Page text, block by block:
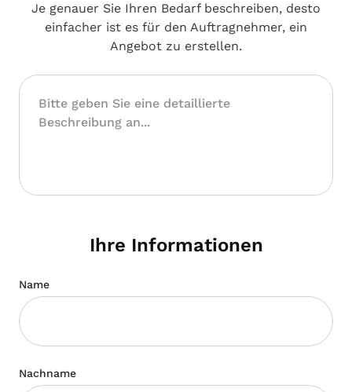
Je genauer Sie Ihren Bedarf beschreiben, desto
einfacher ist es für den Auftragnehmer, ein
Angebot zu erstellen.
Ihre Informationen
Name
Nachname